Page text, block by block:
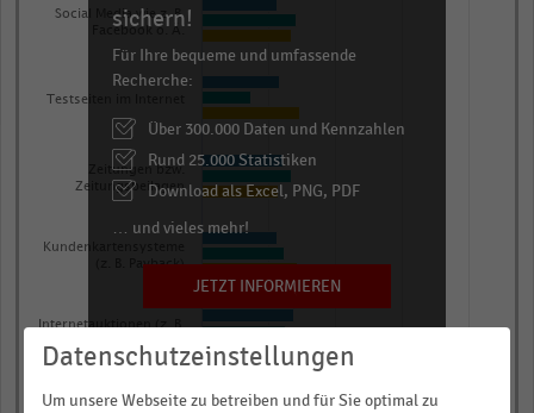
Prozent.
1.0827668852459018.
Social Media wie z. B.
Facebook o. Ä.
Testseiten im Internet
Zeitungen bzw.
Zeitungsbeilagen
Kundenkartensysteme
(z. B. Payback)
Internetauktionen (z. B.
sichern!
Für Ihre bequeme und umfassende
Recherche:
Über 300.000 Daten und Kennzahlen
Rund 25.000 Statistiken
Download als Excel, PNG, PDF
… und vieles mehr!
JETZT INFORMIEREN
Datenschutzeinstellungen
Um unsere Webseite zu betreiben und für Sie optimal zu